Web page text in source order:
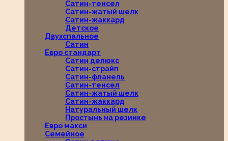
Сатин-тенсел
Сатин-жатый шелк
Сатин-жаккард
Детское
Двухспальное
Сатин
Евро стандарт
Сатин делюкс
Сатин-страйп
Сатин-фланель
Сатин-тенсел
Сатин-жатый шелк
Сатин-жаккард
Натуральный шелк
Простынь на резинке
Евро макси
Семейное